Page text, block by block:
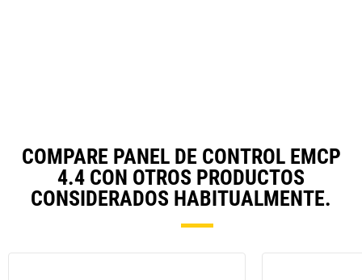
COMPARE PANEL DE CONTROL EMCP
4.4 CON OTROS PRODUCTOS
CONSIDERADOS HABITUALMENTE.